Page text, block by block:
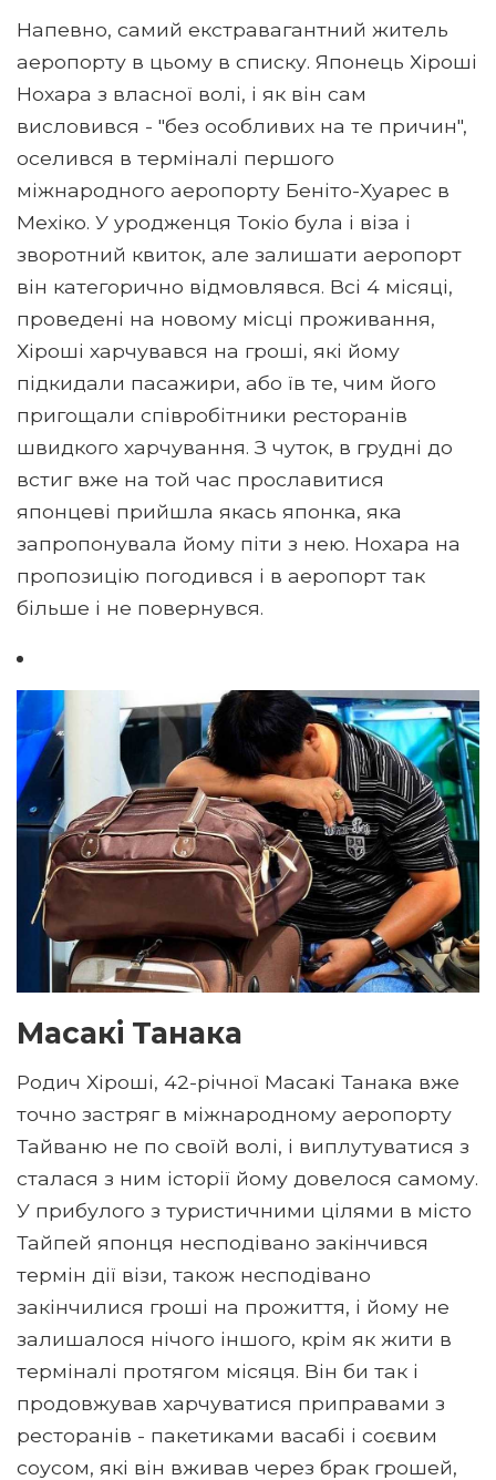
Напевно, самий екстравагантний житель
аеропорту в цьому в списку. Японець Хіроші
Нохара з власної волі, і як він сам
висловився - "без особливих на те причин",
оселився в терміналі першого
міжнародного аеропорту Беніто-Хуарес в
Мехіко. У уродженця Токіо була і віза і
зворотний квиток, але залишати аеропорт
він категорично відмовлявся. Всі 4 місяці,
проведені на новому місці проживання,
Хіроші харчувався на гроші, які йому
підкидали пасажири, або їв те, чим його
пригощали співробітники ресторанів
швидкого харчування. З чуток, в грудні до
встиг вже на той час прославитися
японцеві прийшла якась японка, яка
запропонувала йому піти з нею. Нохара на
пропозицію погодився і в аеропорт так
більше і не повернувся.
Масакі Танака
Родич Хіроші, 42-річної Масакі Танака вже
точно застряг в міжнародному аеропорту
Тайваню не по своїй волі, і виплутуватися з
сталася з ним історії йому довелося самому.
У прибулого з туристичними цілями в місто
Тайпей японця несподівано закінчився
термін дії візи, також несподівано
закінчилися гроші на прожиття, і йому не
залишалося нічого іншого, крім як жити в
терміналі протягом місяця. Він би так і
продовжував харчуватися приправами з
ресторанів - пакетиками васабі і соєвим
соусом, які він вживав через брак грошей,